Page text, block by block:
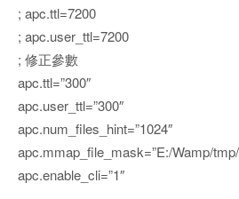
; apc.ttl=7200
; apc.user_ttl=7200
; 修正參數
apc.ttl=”300″
apc.user_ttl=”300″
apc.num_files_hint=”1024″
apc.mmap_file_mask=”E:/Wamp/
apc.enable_cli=”1″